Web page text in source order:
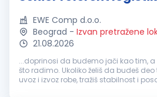
EWE Comp d.o.o.
Beograd - Izvan pretražene
21.08.2026
...doprinosi da budemo jači kao tim,
što radimo. Ukoliko želiš da budeš
uvoz i izvoz robe, tražiš stabilnost i